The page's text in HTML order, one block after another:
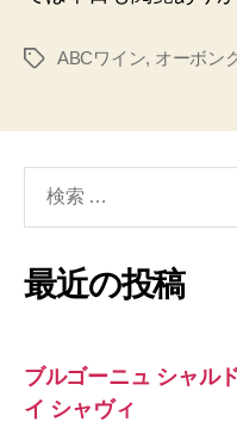
タ
ABCワイン, オーボン
象:
最近の投稿
ブルゴーニュ シャル
イ シャヴィ